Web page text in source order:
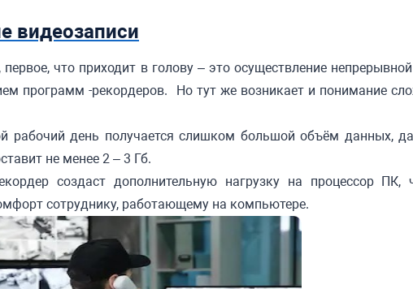
видеозаписи
первое, что приходит в голову – это осуществление
программ -рекордеров. Но тут же возникает и понимание
рабочий день получается слишком большой объём данных,
не менее 2 – 3 Гб.
создаст дополнительную нагрузку на процессор ПК,
сотруднику, работающему на компьютере.